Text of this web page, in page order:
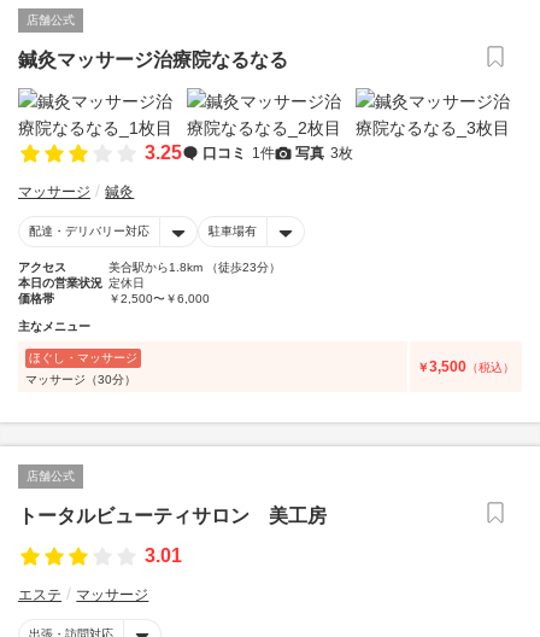
店舗公式
鍼灸マッサージ治療院なるなる
3.25 口コミ 1件 写真 3枚
マッサージ 鍼灸
配達・デリバリー対応 駐車場有
アクセス
美合駅から1.8km （徒歩23分）
本日の営業状況 定休日
価格帯
￥2,500〜￥6,000
主なメニュー
ほぐし・マッサージ
マッサージ（30分）
￥3,500 （税込）
店舗公式
トータルビューティサロン 美工房
3.01
エステ マッサージ
出張・訪問対応